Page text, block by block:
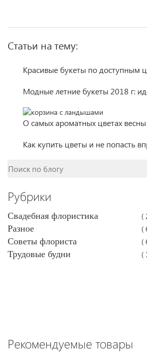
Статьи на тему:
Красивые букеты по доступным
Модные летние букеты 2018 г:
О самых ароматных цветах
Как купить цветы и не попасть
Рубрики
Свадебная флористика (
Разное (
Советы флориста (
Трудовые будни (
Рекомендуемые товары